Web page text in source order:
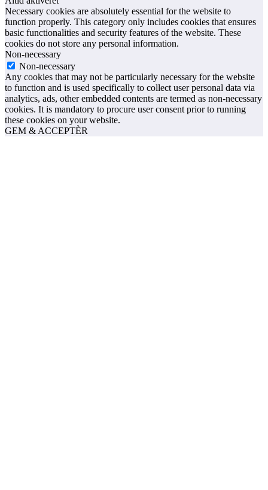
Necessary cookies are absolutely essential for the website to
function properly. This category only includes cookies that ensures
basic functionalities and security features of the website. These
cookies do not store any personal information.
Non-necessary
Non-necessary
Any cookies that may not be particularly necessary for the website
to function and is used specifically to collect user personal data via
analytics, ads, other embedded contents are termed as non-necessary
cookies. It is mandatory to procure user consent prior to running
these cookies on your website.
GEM & ACCEPTÈR